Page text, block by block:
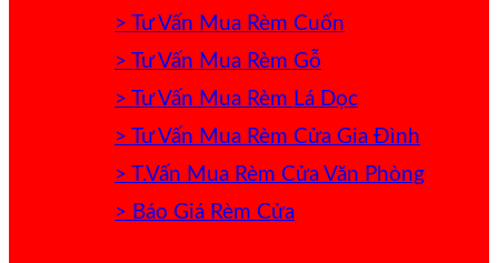
> Tư Vấn Mua Rèm Cuốn
> Tư Vấn Mua Rèm Gỗ
> Tư Vấn Mua Rèm Lá Dọc
> Tư Vấn Mua Rèm Cửa Gia Đình
> T.Vấn Mua Rèm Cửa Văn Phòng
> Báo Giá Rèm Cửa